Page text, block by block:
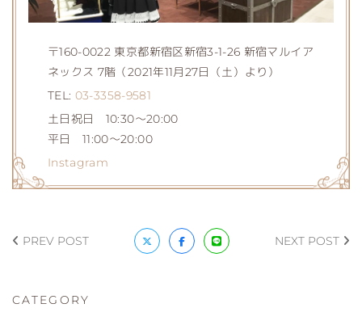
〒160-0022 東京都新宿区新宿3-1-26 新宿マルイア
ネックス 7階（2021年11月27日（土）より）
TEL: 03-3358-9581
土日祝日 10:30～20:00
平日 11:00～20:00
Instagram
PREV POST NEXT POST
CATEGORY